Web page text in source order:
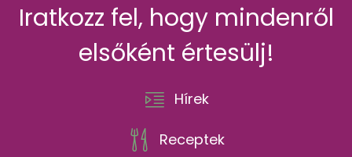
Iratkozz fel, hogy mindenről
elsőként értesülj!
Hírek
Receptek